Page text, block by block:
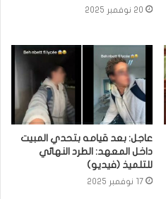
20 نوفمبر 2025
عاجل: بعد قيامه بتحدي المبيت
داخل المعهد: الطرد النهائي
للتلميذ (فيديو)
17 نوفمبر 2025